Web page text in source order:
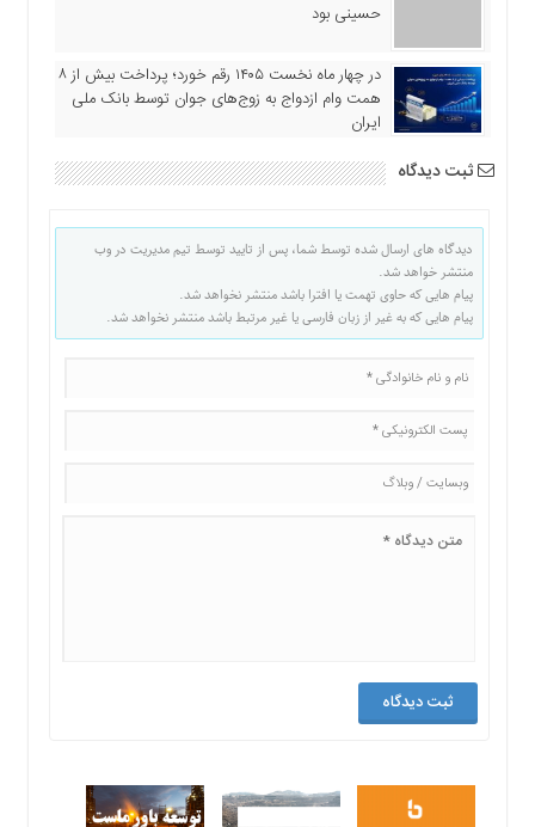
حسینی بود
در چهار ماه نخست ۱۴۰۵ رقم خورد؛ پرداخت بیش از ۸
همت وام ازدواج به زوج‌های جوان توسط بانک ملی
ایران
ثبت دیدگاه
دیدگاه های ارسال شده توسط شما، پس از تایید توسط تیم مدیریت در وب
منتشر خواهد شد.
پیام هایی که حاوی تهمت یا افترا باشد منتشر نخواهد شد.
پیام هایی که به غیر از زبان فارسی یا غیر مرتبط باشد منتشر نخواهد شد.